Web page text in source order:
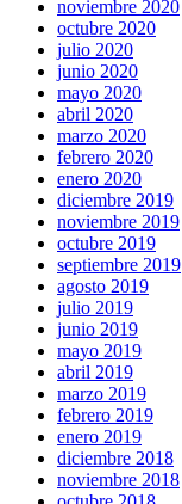
noviembre 2020
octubre 2020
julio 2020
junio 2020
mayo 2020
abril 2020
marzo 2020
febrero 2020
enero 2020
diciembre 2019
noviembre 2019
octubre 2019
septiembre 2019
agosto 2019
julio 2019
junio 2019
mayo 2019
abril 2019
marzo 2019
febrero 2019
enero 2019
diciembre 2018
noviembre 2018